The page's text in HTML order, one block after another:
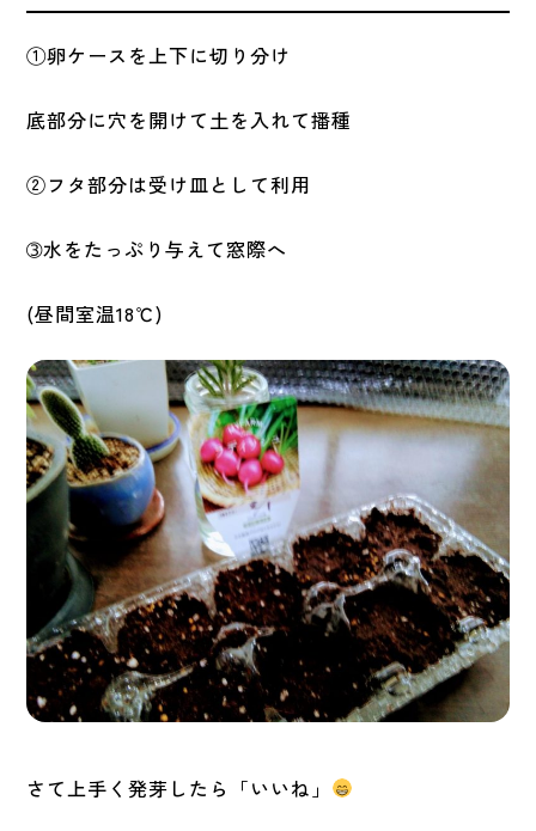
①卵ケースを上下に切り分け
底部分に穴を開けて土を入れて播種
②フタ部分は受け皿として利用
➂水をたっぷり与えて窓際へ
(昼間室温18℃)
さて上手く発芽したら「いいね」